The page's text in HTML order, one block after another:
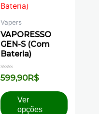
Vapers
VAPORESSO
GEN-S (Com
Bateria)
Avaliação
0
5
599,90R$
Ver
opções